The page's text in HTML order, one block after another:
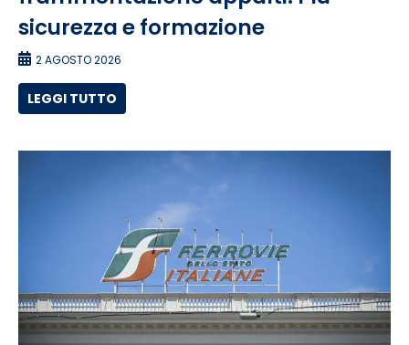
sicurezza e formazione
2 AGOSTO 2026
LEGGI TUTTO